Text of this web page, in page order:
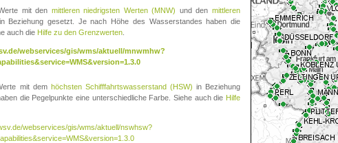
mit den mittleren niedrigsten Werten (MNW) und denmittleren
Beziehung gesetzt. Je nach Höhe des Wasserstandes haben die
auch die Hilfe zu den Grenzwerten
webservices/gis/wms/aktuell/mnwmhw?
mit dem höchsten Schifffahrtswasserstand (HSW) in Beziehung
die Pegelpunkte eine unterschiedliche Farbe. Siehe auch die Hilfe
webservices/gis/wms/aktuell/nswhsw?